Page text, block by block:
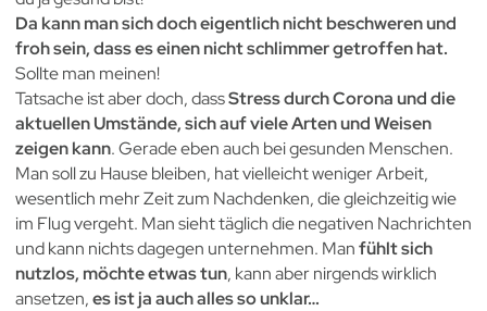
Da kann man sich doch eigentlich nicht beschweren und
froh sein, dass es einen nicht schlimmer getroffen hat.
Sollte man meinen!
Tatsache ist aber doch, dassStress durch Corona und die
aktuellen Umstände, sich auf viele Arten und Weisen
zeigen kann. Gerade eben auch bei gesunden Menschen.
Man soll zu Hause bleiben, hat vielleicht weniger Arbeit,
wesentlich mehr Zeit zum Nachdenken, die gleichzeitig wie
im Flug vergeht. Man sieht täglich die negativen Nachrichten
und kann nichts dagegen unternehmen. Manfühlt sich
nutzlos, möchte etwas tun, kann aber nirgends wirklich
ansetzen,es ist ja auch alles so unklar…